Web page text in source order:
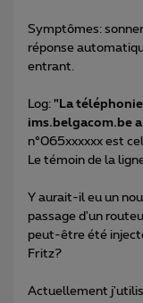
Symptômes:
réponse
entrant.
Log: "La
ims.belgacom.be
n°065xxxxxx est
Le témoin de la
Y aurait-il eu un
passage d'un
peut-être été
Fritz?
Actuellement